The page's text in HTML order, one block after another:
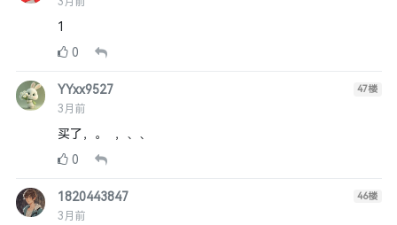
1
0
YYxx9527
3月前
47楼
买了，。 ，、、
0
1820443847
3月前
46楼